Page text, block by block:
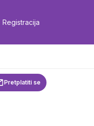
Registracija
Pretplatiti se